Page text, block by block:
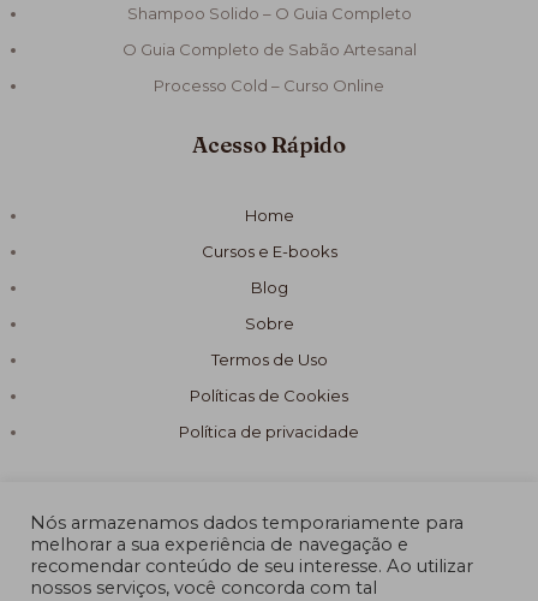
Shampoo Solido – O Guia Completo
O Guia Completo de Sabão Artesanal
Processo Cold – Curso Online
Acesso Rápido
Home
Cursos e E-books
Blog
Sobre
Termos de Uso
Políticas de Cookies
Política de privacidade
© 2026 Fórmula Sabão Artesanal
Nós armazenamos dados temporariamente para
melhorar a sua experiência de navegação e
recomendar conteúdo de seu interesse. Ao utilizar
nossos serviços, você concorda com tal